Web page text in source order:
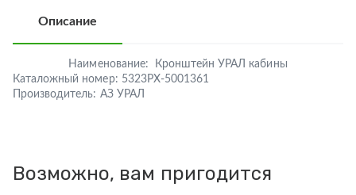
Описание
Наименование:
Кронштейн УРАЛ кабины
Каталожный номер: 5323РХ-5001361
Производитель: АЗ УРАЛ
Возможно, вам пригодится